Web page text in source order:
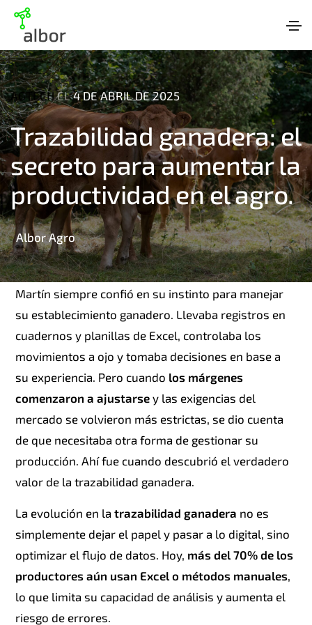
AGTECH EL 4 DE ABRIL DE 2025
Trazabilidad ganadera: el
secreto para aumentar la
productividad en el agro.
Albor Agro
Martín siempre confió en su instinto para manejar
su establecimiento ganadero. Llevaba registros en
cuadernos y planillas de Excel, controlaba los
movimientos a ojo y tomaba decisiones en base a
su experiencia. Pero cuando los márgenes
comenzaron a ajustarsey las exigencias del
mercado se volvieron más estrictas, se dio cuenta
de que necesitaba otra forma de gestionar su
producción. Ahí fue cuando descubrió el verdadero
valor de la trazabilidad ganadera.
La evolución en la trazabilidad ganadera no es
simplemente dejar el papel y pasar a lo digital, sino
optimizar el flujo de datos. Hoy, más del 70% de los
productores aún usan Excel o métodos manuales,
lo que limita su capacidad de análisis y aumenta el
riesgo de errores.